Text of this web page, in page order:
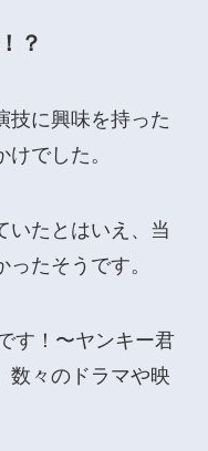
？
技に興味を持った
でした。
いたとはいえ、当
たそうです。
す！〜ヤンキー君
数々のドラマや映